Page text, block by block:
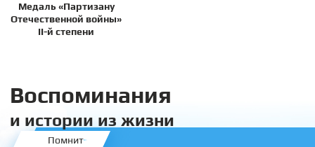
Медаль «Партизану
Отечественной войны»
II-й степени
Воспоминания
и истории из жизни
Помнит